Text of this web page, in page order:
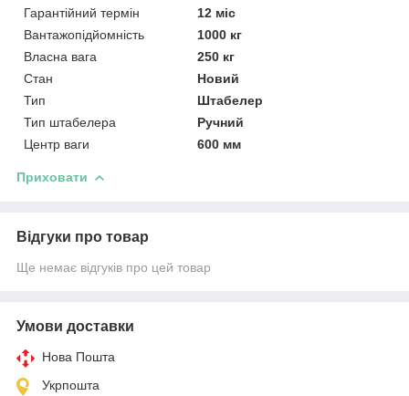
Гарантійний термін
12 міс
Вантажопідйомність
1000 кг
Власна вага
250 кг
Стан
Новий
Тип
Штабелер
Тип штабелера
Ручний
Центр ваги
600 мм
Приховати
Відгуки про товар
Ще немає відгуків про цей товар
Умови доставки
Нова Пошта
Укрпошта